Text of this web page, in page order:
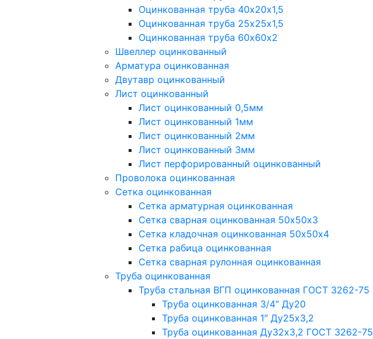
Оцинкованная труба 40х20х1,5
Оцинкованная труба 25х25х1,5
Оцинкованная труба 60х60х2
Швеллер оцинкованный
Арматура оцинкованная
Двутавр оцинкованный
Лист оцинкованный
Лист оцинкованный 0,5мм
Лист оцинкованный 1мм
Лист оцинкованный 2мм
Лист оцинкованный 3мм
Лист перфорированный оцинкованный
Проволока оцинкованная
Сетка оцинкованная
Сетка арматурная оцинкованная
Сетка сварная оцинкованная 50х50х3
Сетка кладочная оцинкованная 50х50х4
Сетка рабица оцинкованная
Сетка сварная рулонная оцинкованная
Труба оцинкованная
Труба стальная ВГП оцинкованная ГОСТ 3262-75
Труба оцинкованная 3/4″ Ду20
Труба оцинкованная 1″ Ду25х3,2
Труба оцинкованная Ду32х3,2 ГОСТ 3262-75